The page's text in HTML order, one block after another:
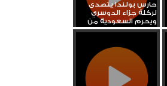
حارس بولندا يتصدى
لركلة جزاء الدوسري
ويحرم السعودية من
التعادل